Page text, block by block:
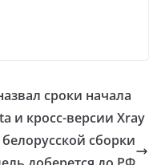
сроки начала
и кросс-версии Xray
сборки